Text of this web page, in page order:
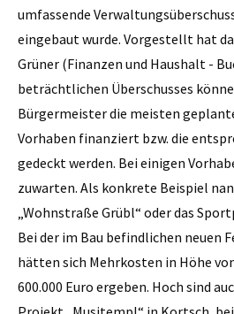
umfassende
eingebaut wurde. Vorgestellt hat
Grüner (Finanzen und Haushalt -
beträchtlichen Überschusses
Bürgermeister die meisten
Vorhaben finanziert bzw. die
gedeckt werden. Bei einigen
zuwarten. Als konkrete Beispiel
„Wohnstraße Grübl“ oder das
Bei der im Bau befindlichen neuen
hätten sich Mehrkosten in Höhe
600.000 Euro ergeben. Hoch sind